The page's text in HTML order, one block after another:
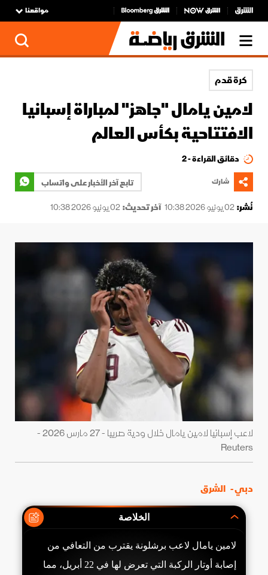
مواقعنا
كرة قدم
لامين يامال "جاهز" لمباراة إسبانيا
الافتتاحية بكأس العالم
دقائق القراءة - 2
شارك
تابع آخر الأخبار على واتساب
نُشر:02 يونيو 2026 10:38 آخر تحديث:02 يونيو 2026 10:38
لاعب إسبانيا لامين يامال خلال ودية صربيا - 27 مارس 2026 -
Reuters
دبي - الشرق
الخلاصة
لامين يامال لاعب برشلونة يقترب من التعافي من
إصابة أوتار الركبة التي تعرض لها في 22 أبريل، مما